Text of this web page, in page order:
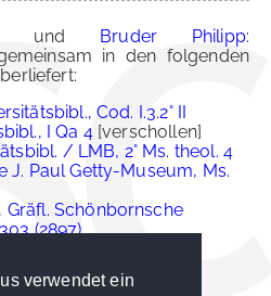
verwendet ein
und Bruder Philipp:
in den folgenden
Cod. I.3.2° II
I Qa 4[verschollen]
/ LMB, 2° Ms. theol. 4
J. Paul Getty-Museum, Ms.
Schönbornsche
(2897)